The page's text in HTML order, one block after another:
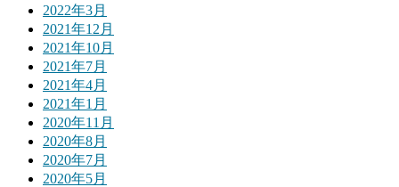
2022年3月
2021年12月
2021年10月
2021年7月
2021年4月
2021年1月
2020年11月
2020年8月
2020年7月
2020年5月